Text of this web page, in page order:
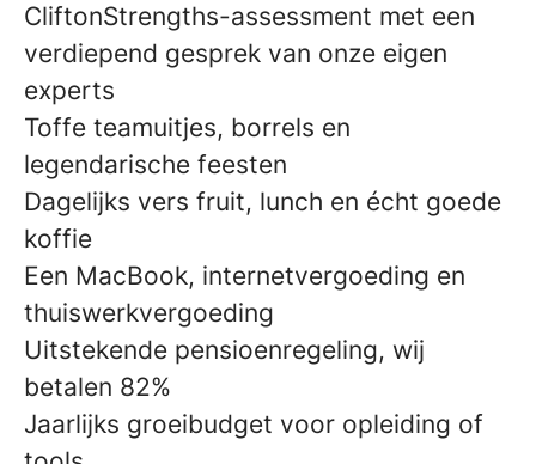
CliftonStrengths-assessment met een
verdiepend gesprek van onze eigen
experts
Toffe teamuitjes, borrels en
legendarische feesten
Dagelijks vers fruit, lunch en écht goede
koffie
Een MacBook, internetvergoeding en
thuiswerkvergoeding
Uitstekende pensioenregeling, wij
betalen 82%
Jaarlijks groeibudget voor opleiding of